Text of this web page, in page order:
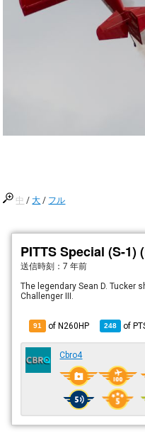
中 /大 / フル
PITTS Special (S-1)
送信時刻：7 年前
The legendary Sean D. Tucker
Challenger III.
91 of N260HP 248 of
Cbro4